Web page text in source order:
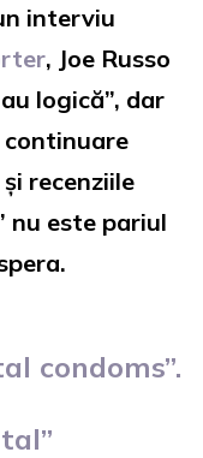
interviu
, Joe Russo
logică”, dar
continuare
recenziile
nu este pariul
condoms”.